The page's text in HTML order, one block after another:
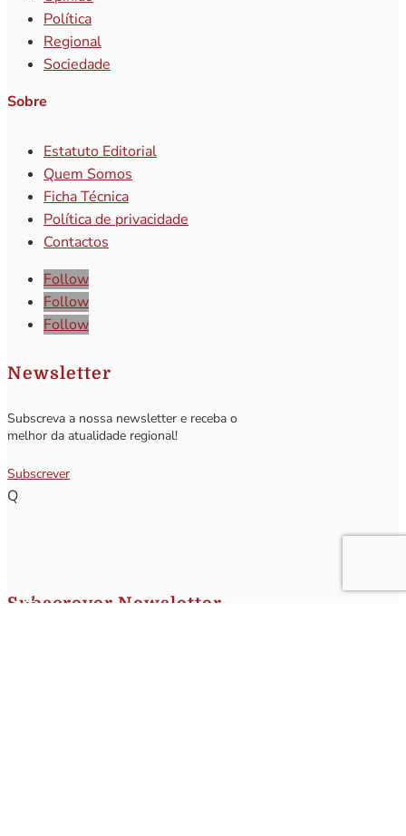
Política
Regional
Sociedade
Sobre
Estatuto Editorial
Quem Somos
Ficha Técnica
Política de privacidade
Contactos
Follow
Follow
Follow
Newsletter
Subscreva a nossa newsletter e receba o
melhor da atualidade regional!
Subscrever
Q
Subscrever Newsletter